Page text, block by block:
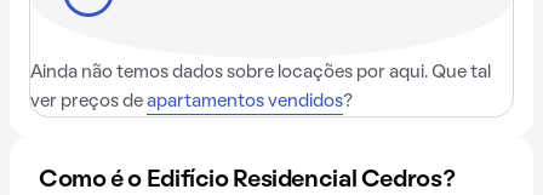
Ainda não temos dados sobre locações por aqui. Que tal
ver preços de apartamentos vendidos?
Como é o Edifício Residencial Cedros?